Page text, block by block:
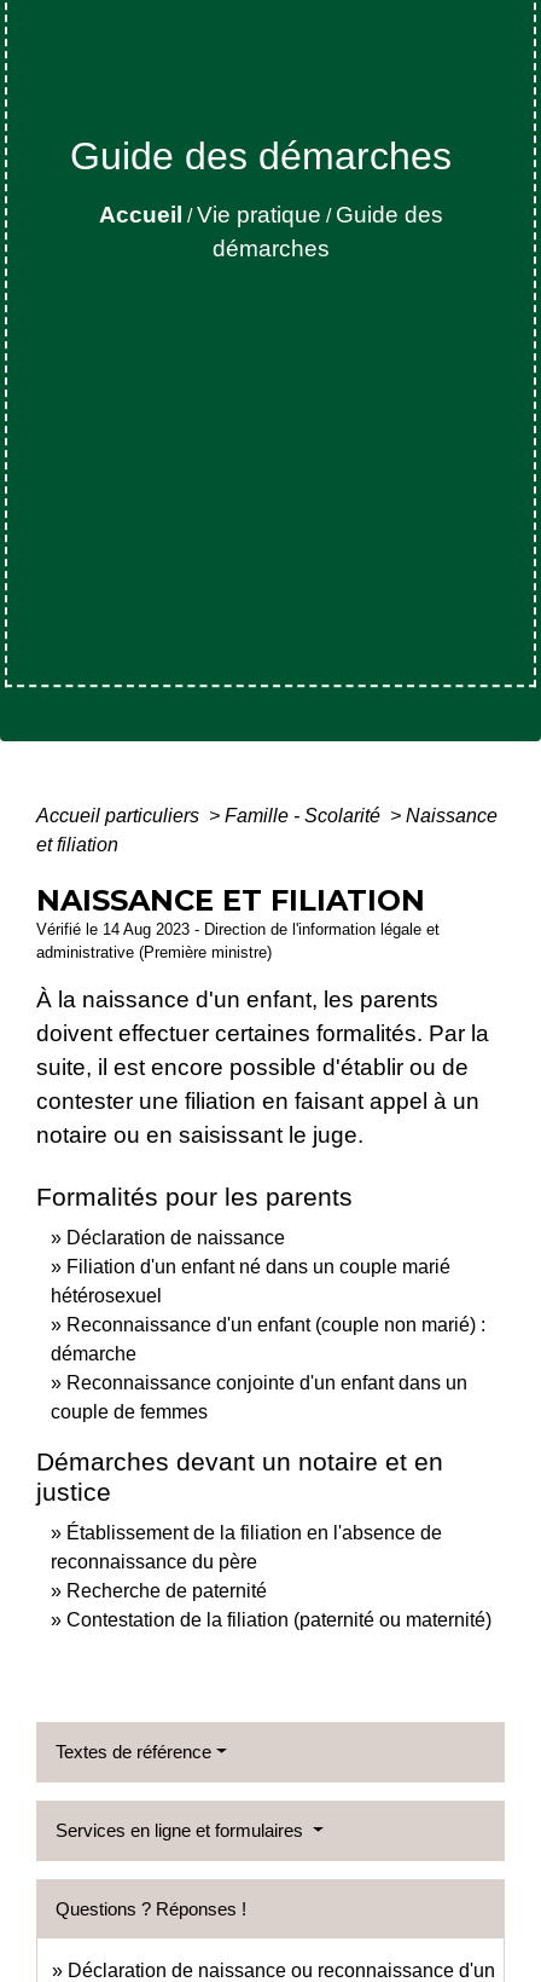
Guide des démarches
Accueil /Vie pratique / Guide des
démarches
Accueil particuliers > Famille - Scolarité > Naissance
et filiation
NAISSANCE ET FILIATION
Vérifié le 14 Aug 2023 - Direction de l'information légale et
administrative (Première ministre)
À la naissance d'un enfant, les parents
doivent effectuer certaines formalités. Par la
suite, il est encore possible d'établir ou de
contester une filiation en faisant appel à un
notaire ou en saisissant le juge.
Formalités pour les parents
Déclaration de naissance
Filiation d'un enfant né dans un couple marié
hétérosexuel
Reconnaissance d'un enfant (couple non marié) :
démarche
Reconnaissance conjointe d'un enfant dans un
couple de femmes
Démarches devant un notaire et en
justice
Établissement de la filiation en l'absence de
reconnaissance du père
Recherche de paternité
Contestation de la filiation (paternité ou maternité)
Textes de référence
Services en ligne et formulaires
Questions ? Réponses !
Déclaration de naissance ou reconnaissance d'un